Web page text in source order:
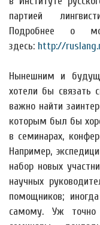
партией
Подробнее о
здесь: http://
Нынешним и
хотели бы связать
важно найти
которым был бы
в семинарах,
Например,
набор новых
научных
помощников;
самому. Уж точно